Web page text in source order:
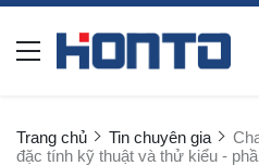
Trang chủ Tin chuyên gia
đặc tính kỹ thuật và thử kiểu -